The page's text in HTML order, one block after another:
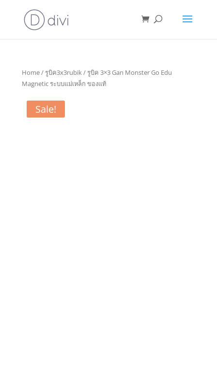
Home/ รูบิค3x3rubik/ รูบิค 3×3 Gan Monster Go Edu
Magnetic ระบบแม่เหล็ก ของแท้
Sale!